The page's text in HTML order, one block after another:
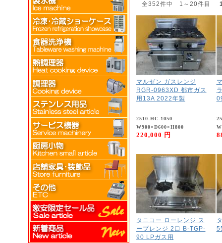
全352件中 1～20件目
マルゼン ガスレンジ
RGR-0963XD 都市ガス
用13A 2022年製
2510-HC-1050
W900×D600×H800
220,000 円
タニコー ローレンジ ス
ープレンジ 2口 B-TGP-
90 LPガス用